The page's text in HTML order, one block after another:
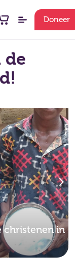
Doneer
de
christenen in